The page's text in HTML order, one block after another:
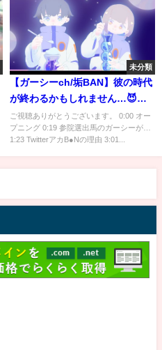
未分類
【ガーシーch/垢BAN】彼の時代
が終わるかもしれません…😈ガ
ーシーのTwitterアカウント凍結
の真相を語る【ひろゆき切り抜
き/東谷義和/暴露系YouTuber/参
ご視聴ありがとうございます。 0:00 オー
プニング 0:19 参院選出馬のガーシーが…
1:23 TwitterアカB●Nの理由 3:01...